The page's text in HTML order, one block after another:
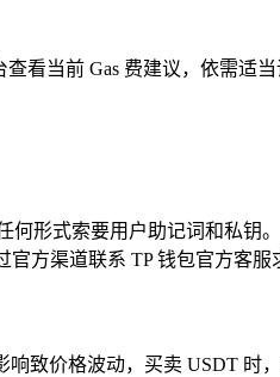
看当前 Gas 费建议，依需适
形式索要用户助记词和私钥。
方渠道联系 TP 钱包官方客服
致价格波动，买卖 USDT 时